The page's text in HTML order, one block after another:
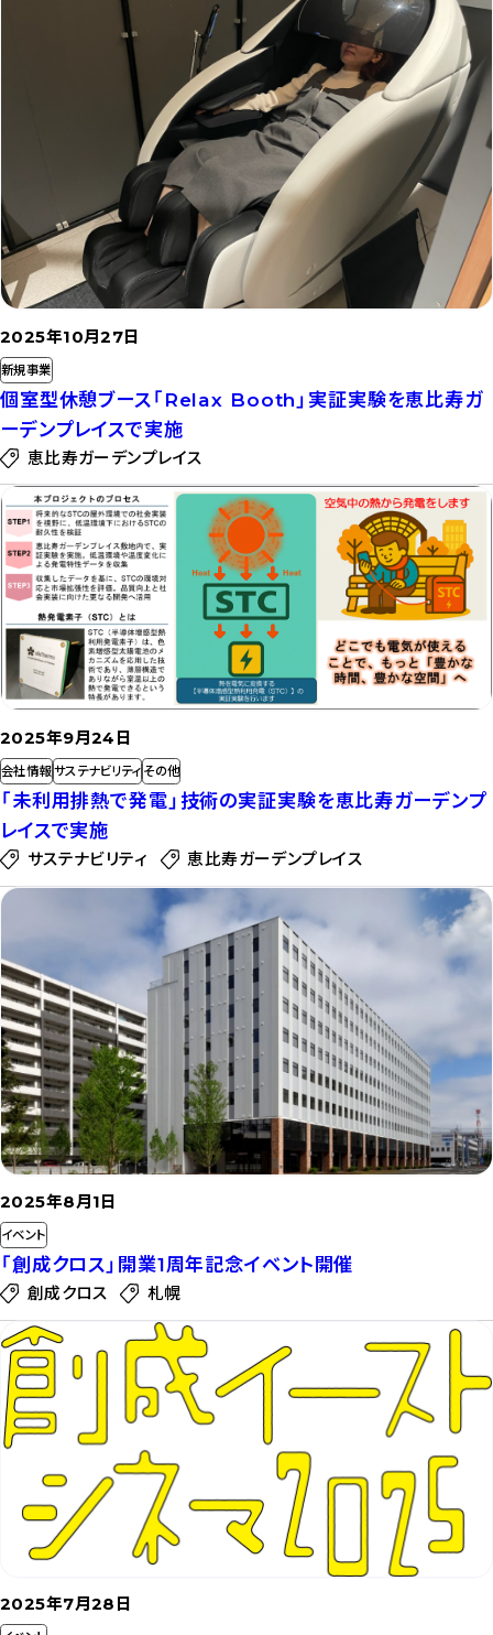
を
読
む
個室型休憩ブース「Relax Booth」実証実験を恵比寿ガ
ーデンプレイスで実施
2025年10月27日
新規事業
恵比寿ガーデンプレイス
記
事
を
読
む
「未利用排熱で発電」技術の実証実験を恵比寿ガーデンプ
レイスで実施
2025年9月24日
会社情報サステナビリティ その他
サステナビリティ 恵比寿ガーデンプレイス
記
事
を
「創成クロス」開業1周年記念イベント開催
2025年8月1日
イベント
創成クロス 札幌
記
事
を
読
む
2025年7月28日